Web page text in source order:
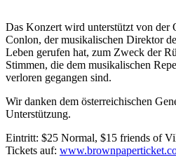
Das Konzert wird unterstützt von der
Conlon, der musikalischen Direktor
Leben gerufen hat, zum Zweck der
Stimmen, die dem musikalischen
verloren gegangen sind.
Wir danken dem österreichischen
Unterstützung.
Eintritt: $25 Normal, $15 friends of
Tickets auf: